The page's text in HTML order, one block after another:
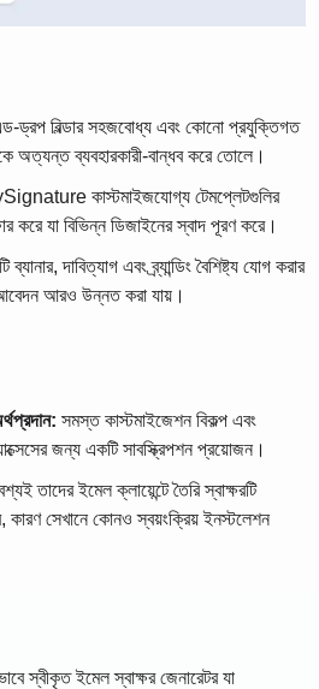
ড্রপ বিল্ডার সহজবোধ্য এবং কোনো প্রযুক্তিগত
অত্যন্ত ব্যবহারকারী-বান্ধব করে তোলে।
কাস্টমাইজযোগ্য টেমপ্লেটগুলির
করে যা বিভিন্ন ডিজাইনের স্বাদ পূরণ করে।
ব্যানার, দাবিত্যাগ এবং ব্র্যান্ডিং বৈশিষ্ট্য যোগ করার
আরও উন্নত করা যায়।
সমস্ত কাস্টমাইজেশন বিকল্প এবং
জন্য একটি সাবস্ক্রিপশন প্রয়োজন।
তাদের ইমেল ক্লায়েন্টে তৈরি স্বাক্ষরটি
কারণ সেখানে কোনও স্বয়ংক্রিয় ইনস্টলেশন
স্বীকৃত ইমেল স্বাক্ষর জেনারেটর যা